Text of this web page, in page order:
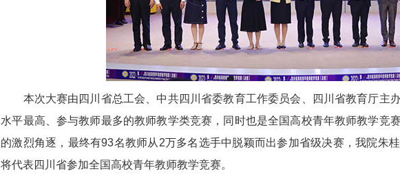
本次大赛由四川省总工会、中共四川省委教育工作委员会、四川省教育厅主办
水平最高、参与教师最多的教师教学类竞赛，同时也是全国高校青年教师教学竞
的激烈角逐，最终有93名教师从2万多名选手中脱颖而出参加省级决赛，我院朱
将代表四川省参加全国高校青年教师教学竞赛。